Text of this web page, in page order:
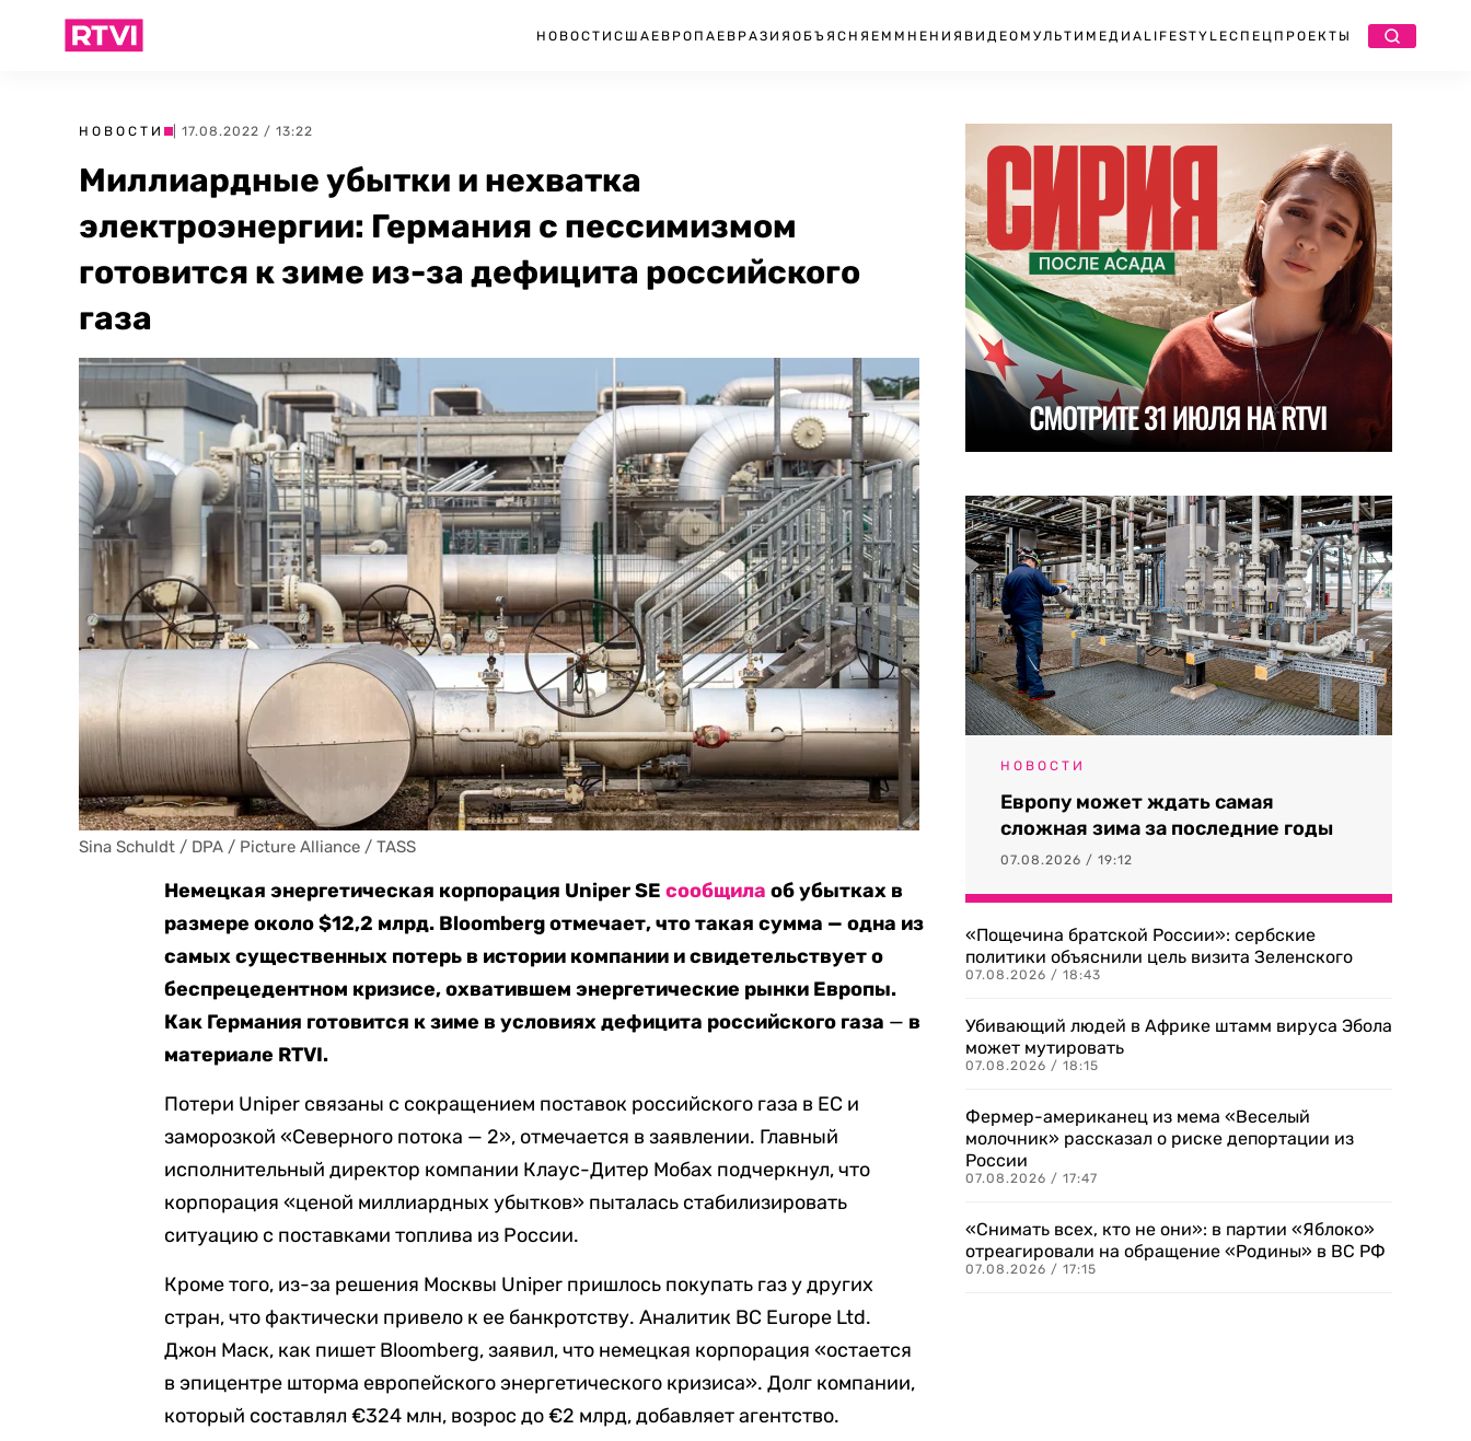
НОВОСТИ США ЕВРОПА ЕВРАЗИЯ ОБЪЯСНЯЕМ МНЕНИЯ ВИДЕО МУЛЬТИМЕДИА LIFESTYLEСПЕЦПРОЕКТЫ
НОВОСТИ | 17.08.2022 / 13:22
Миллиардные убытки и нехватка
электроэнергии: Германия с пессимизмом
готовится к зиме из-за дефицита российского
газа
Sina Schuldt / DPA / Picture Alliance / TASS
Немецкая энергетическая корпорация Uniper SE сообщила об убытках в
размере около $12,2 млрд. Bloomberg отмечает, что такая сумма — одна из
самых существенных потерь в истории компании и свидетельствует о
беспрецедентном кризисе, охватившем энергетические рынки Европы.
Как Германия готовится к зиме в условиях дефицита российского газа — в
материале RTVI.
Потери Uniper связаны с сокращением поставок российского газа в ЕС и
заморозкой «Северного потока — 2», отмечается в заявлении. Главный
исполнительный директор компании Клаус-Дитер Мобах подчеркнул, что
корпорация «ценой миллиардных убытков» пыталась стабилизировать
ситуацию с поставками топлива из России.
Кроме того, из-за решения Москвы Uniper пришлось покупать газ у других
стран, что фактически привело к ее банкротству. Аналитик BC Europe Ltd.
Джон Маск, как пишет Bloomberg, заявил, что немецкая корпорация «остается
в эпицентре шторма европейского энергетического кризиса». Долг компании,
который составлял €324 млн, возрос до €2 млрд, добавляет агентство.
НОВОСТИ
Европу может ждать самая
сложная зима за последние годы
07.08.2026 / 19:12
«Пощечина братской России»: сербские
политики объяснили цель визита Зеленского
07.08.2026 / 18:43
Убивающий людей в Африке штамм вируса Эбола
может мутировать
07.08.2026 / 18:15
Фермер-американец из мема «Веселый
молочник» рассказал о риске депортации из
России
07.08.2026 / 17:47
«Снимать всех, кто не они»: в партии «Яблоко»
отреагировали на обращение «Родины» в ВС РФ
07.08.2026 / 17:15